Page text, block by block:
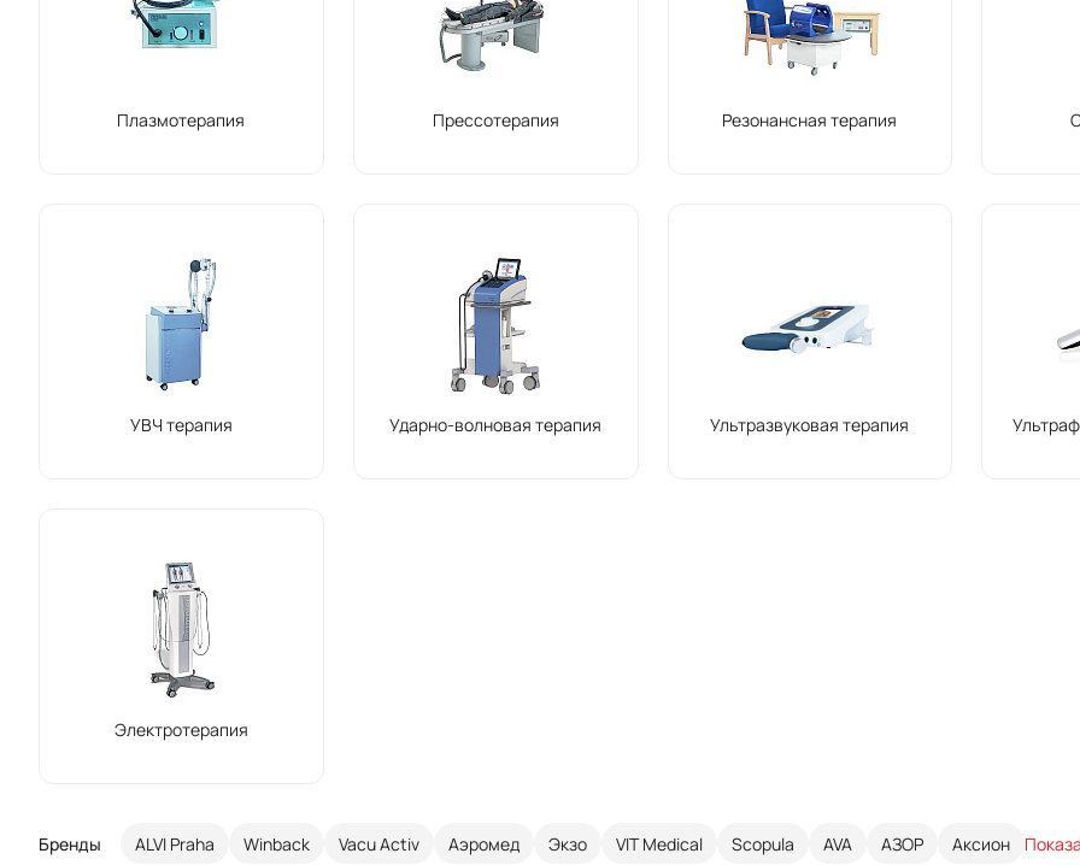
Плазмотерапия Прессотерапия Резонансная терапия
УВЧ терапия Ударно-волновая терапия Ультразвуковая терапия
Электротерапия
Бренды ALVI Praha Winback Vacu Activ Аэромед Экзо VIT Medical Scopula AVA АЗОР Аксион